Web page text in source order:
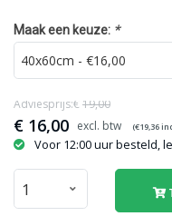
Maak een keuze: *
€ 16,00 (€19,36
Adviesprijs:€ 19,00
Voor 12:00 uur besteld,